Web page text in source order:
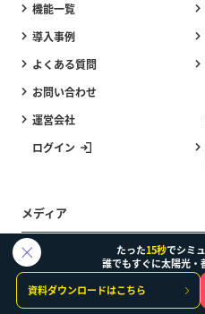
機能一覧
導入事例
よくある質問
お問い合わせ
運営会社
ログイン
メディア
エネがえるASPデモ体験
エネがえるコーポレートPPA（小
売電気向け）
たった15秒でシミ
誰でもすぐに太陽光・
資料ダウンロードはこちら